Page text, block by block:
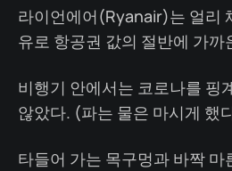
라이언에어(Ryanair)는 얼리
유로 항공권 값의 절반에 가까
비행기 안에서는 코로나를 핑
않았다. (파는 물은 마시게 했
타들어 가는 목구멍과 바짝 마